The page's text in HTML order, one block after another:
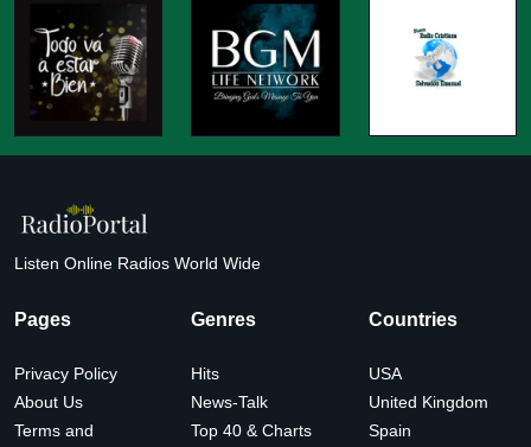
Listen Online Radios World Wide
Pages
Privacy Policy
About Us
Terms and
Genres
Hits
News-Talk
Top 40 & Charts
Countries
USA
United Kingdom
Spain